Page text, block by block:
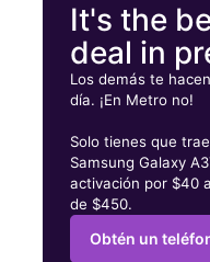
It's the
deal in
Los demás te
día. ¡En Metro no!
Solo tienes que
Samsung Galaxy
activación por $40
de $450.
Obtén un